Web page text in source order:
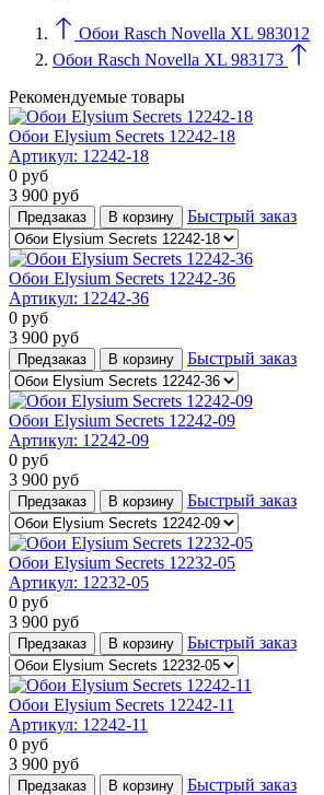
Обои Rasch Novella XL 983012
Обои Rasch Novella XL 983173
Рекомендуемые товары
Обои Elysium Secrets 12242-18
Артикул: 12242-18
0 руб
3 900 руб
Предзаказ В корзину Быстрый заказ
Обои Elysium Secrets 12242-36
Артикул: 12242-36
0 руб
3 900 руб
Предзаказ В корзину Быстрый заказ
Обои Elysium Secrets 12242-09
Артикул: 12242-09
0 руб
3 900 руб
Предзаказ В корзину Быстрый заказ
Обои Elysium Secrets 12232-05
Артикул: 12232-05
0 руб
3 900 руб
Предзаказ В корзину Быстрый заказ
Обои Elysium Secrets 12242-11
Артикул: 12242-11
0 руб
3 900 руб
Предзаказ В корзину Быстрый заказ